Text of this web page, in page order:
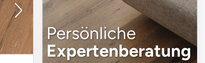
Persönliche
Expertenberatung